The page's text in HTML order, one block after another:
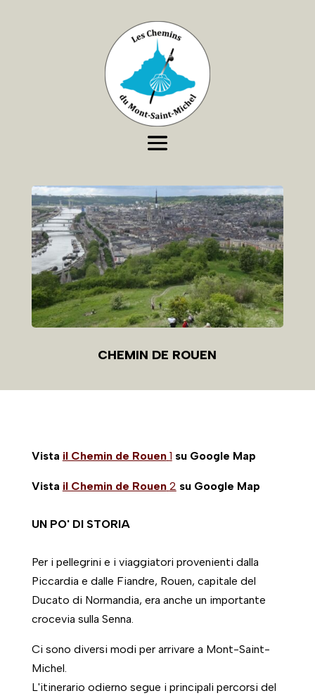
CHEMIN DE ROUEN
Vista il Chemin de Rouen 1 su Google Map
Vista il Chemin de Rouen 2 su Google Map
UN PO' DI STORIA
Per i pellegrini e i viaggiatori provenienti dalla
Piccardia e dalle Fiandre, Rouen, capitale del
Ducato di Normandia, era anche un importante
crocevia sulla Senna.
Ci sono diversi modi per arrivare a Mont-Saint-
Michel.
L'itinerario odierno segue i principali percorsi del